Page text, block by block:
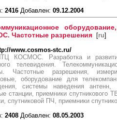
2416 Добавлен: 09.12.2004
Частотные разрешения [ru]
www.cosmos-stc.ru/
КОСМОС. Разработка и
телевидения.
Частотные разрешения,
оборудование для
системы наведения
станции, приемники спутникового
спутниковой ПЧ, приемники
2408 Добавлен: 08.05.2003